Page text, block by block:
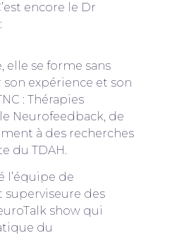
encore le Dr
elle se forme sans
expérience et son
: Thérapies
Neurofeedback, de
à des recherches
du TDAH.
l’équipe de
superviseure des
show qui
du